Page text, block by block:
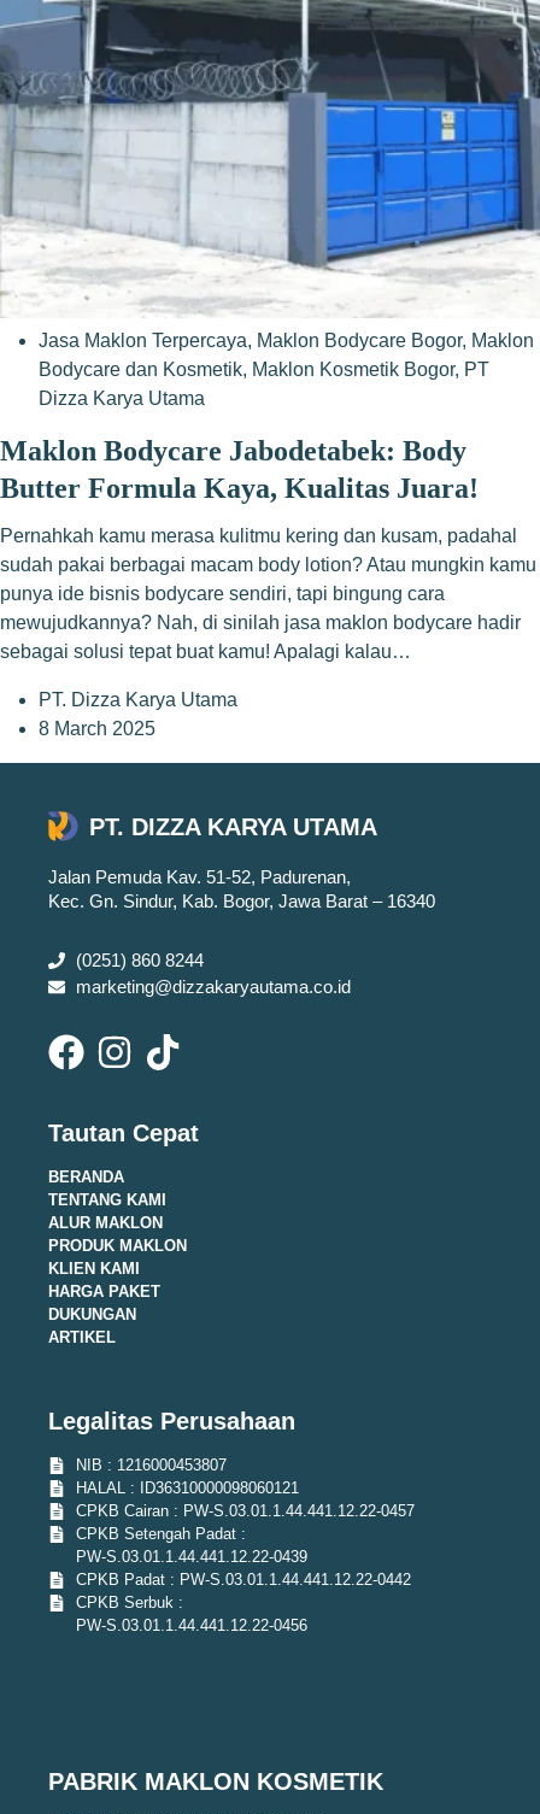
Jasa Maklon Terpercaya, Maklon Bodycare Bogor, Maklon
Bodycare dan Kosmetik, Maklon Kosmetik Bogor, PT
Dizza Karya Utama
Maklon Bodycare Jabodetabek: Body
Butter Formula Kaya, Kualitas Juara!
Pernahkah kamu merasa kulitmu kering dan kusam, padahal
sudah pakai berbagai macam body lotion? Atau mungkin kamu
punya ide bisnis bodycare sendiri, tapi bingung cara
mewujudkannya? Nah, di sinilah jasa maklon bodycare hadir
sebagai solusi tepat buat kamu! Apalagi kalau…
PT. Dizza Karya Utama
8 March 2025
PT. DIZZA KARYA UTAMA
Jalan Pemuda Kav. 51-52, Padurenan,
Kec. Gn. Sindur, Kab. Bogor, Jawa Barat – 16340
(0251) 860 8244
marketing@dizzakaryautama.co.id
Tautan Cepat
BERANDA
TENTANG KAMI
ALUR MAKLON
PRODUK MAKLON
KLIEN KAMI
HARGA PAKET
DUKUNGAN
ARTIKEL
Legalitas Perusahaan
NIB : 1216000453807
HALAL : ID36310000098060121
CPKB Cairan : PW-S.03.01.1.44.441.12.22-0457
CPKB Setengah Padat :
PW-S.03.01.1.44.441.12.22-0439
CPKB Padat : PW-S.03.01.1.44.441.12.22-0442
CPKB Serbuk :
PW-S.03.01.1.44.441.12.22-0456
PABRIK MAKLON KOSMETIK